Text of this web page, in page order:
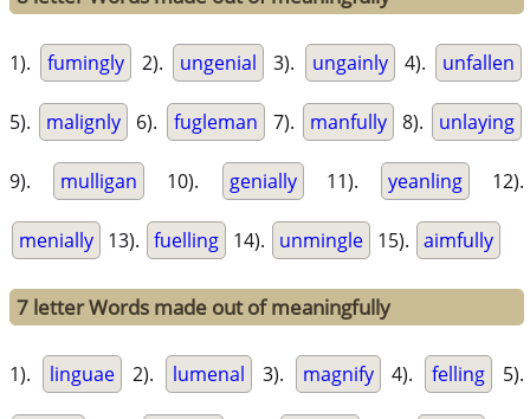
1). fumingly 2). ungenial 3). ungainly 4). unfallen
5). malignly 6). fugleman 7). manfully 8). unlaying
9). mulligan 10). genially 11). yeanling 12).
menially 13). fuelling 14). unmingle 15). aimfully
7 letter Words made out of meaningfully
1). linguae 2). lumenal 3). magnify 4). felling 5).